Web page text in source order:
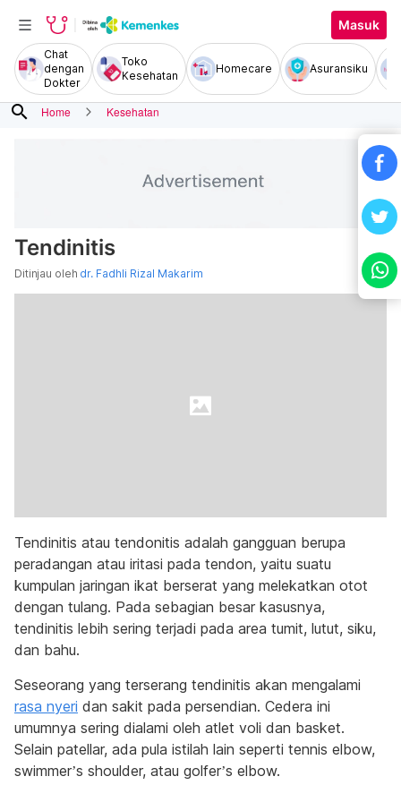
Masuk
Chat
dengan
Dokter
Toko
Kesehatan
Homecare Asuransiku
search Home Kesehatan
Tendinitis
Ditinjau oleh dr. Fadhli Rizal Makarim
Tendinitis atau tendonitis adalah gangguan berupa
peradangan atau iritasi pada tendon, yaitu suatu
kumpulan jaringan ikat berserat yang melekatkan otot
dengan tulang. Pada sebagian besar kasusnya,
tendinitis lebih sering terjadi pada area tumit, lutut, siku,
dan bahu.
Seseorang yang terserang tendinitis akan mengalami
rasa nyeri dan sakit pada persendian. Cedera ini
umumnya sering dialami oleh atlet voli dan basket.
Selain patellar, ada pula istilah lain seperti tennis elbow,
swimmer’s shoulder, atau golfer’s elbow.